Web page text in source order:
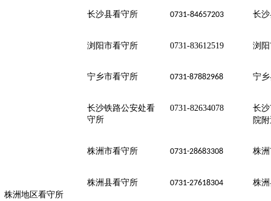
长沙县看守所 0731-84657203 长
浏阳市看守所 0731-83612519 浏
宁乡市看守所 0731-87882968 宁
长沙铁路公安处看
守所
0731-82634078
长
院
株洲地区看守所
株洲市看守所 0731-28683308 株
株洲县看守所 0731-27618304 株